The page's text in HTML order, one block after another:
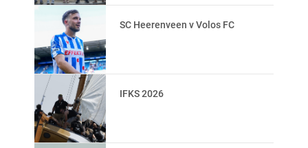
SC Heerenveen v Volos FC
IFKS 2026